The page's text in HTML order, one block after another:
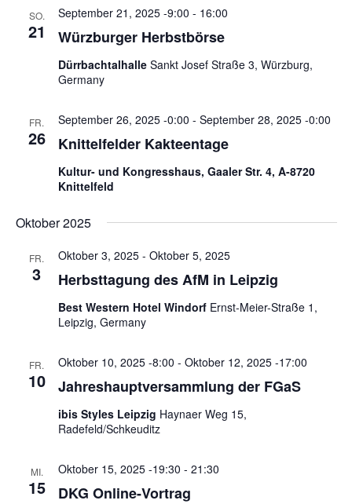
i
a
o
SO.
21 Würzburger Herbstbörse
September 21, 2025 -9:00 - 16:00
Dürrbachtalhalle Sankt Josef Straße 3, Würzburg,
Germany
FR.
26 Knittelfelder Kakteentage
September 26, 2025 -0:00 - September 28, 2025 -0:00
Kultur- und Kongresshaus, Gaaler Str. 4, A-8720
Knittelfeld
Oktober 2025
FR.
3 Herbsttagung des AfM in Leipzig
Oktober 3, 2025- Oktober 5, 2025
Best Western Hotel Windorf Ernst-Meier-Straße 1,
Leipzig, Germany
FR.
10 Jahreshauptversammlung der FGaS
Oktober 10, 2025 -8:00 - Oktober 12, 2025 -17:00
ibis Styles Leipzig Haynaer Weg 15,
Radefeld/Schkeuditz
MI.
15 DKG Online-Vortrag
Oktober 15, 2025 -19:30 - 21:30